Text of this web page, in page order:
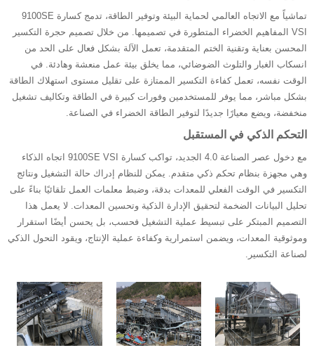
تماشياً مع الاتجاه العالمي لحماية البيئة وتوفير الطاقة، تدمج كسارة 9100SE
VSI المفاهيم الخضراء المتطورة في تصميمها. من خلال تصميم حجرة التكسير
المحسن بعناية وتقنية الختم المتقدمة، تعمل الآلة بشكل فعال على الحد من
انسكاب الغبار والتلوث الضوضائي، مما يخلق بيئة عمل منعشة وهادئة. في
الوقت نفسه، تعمل كفاءة التكسير الممتازة على تقليل مستوى استهلاك الطاقة
بشكل مباشر، مما يوفر للمستخدمين وفورات كبيرة في الطاقة وتكاليف تشغيل
منخفضة، ويضع معيارًا جديدًا لتوفير الطاقة الخضراء في الصناعة.
التحكم الذكي في المستقبل
مع دخول عصر الصناعة 4.0 الجديد، تواكب كسارة 9100SE VSI اتجاه الذكاء
وهي مجهزة بنظام تحكم ذكي متقدم. يمكن للنظام إدراك حالة التشغيل ونتائج
التكسير في الوقت الفعلي للمعدات بدقة، وضبط معلمات العمل تلقائيًا بناءً على
تحليل البيانات الضخمة لتحقيق الإدارة الذكية وتحسين المعدات. لا يعمل هذا
التصميم المبتكر على تبسيط عملية التشغيل فحسب، بل يحسن أيضًا استقرار
وموثوقية المعدات، ويضمن استمرارية وكفاءة عملية الإنتاج، ويقود التحول الذكي
لصناعة التكسير.